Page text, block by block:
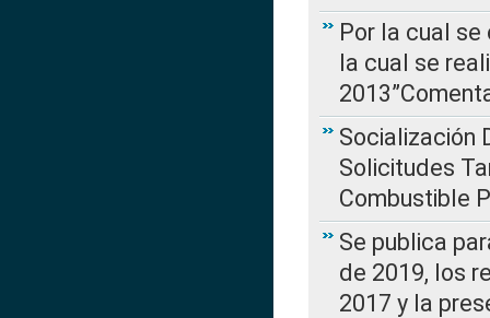
Por la cual se
la cual se
Socialización
Solicitudes
Combustible
Se publica
de 2019, los
2017 y la